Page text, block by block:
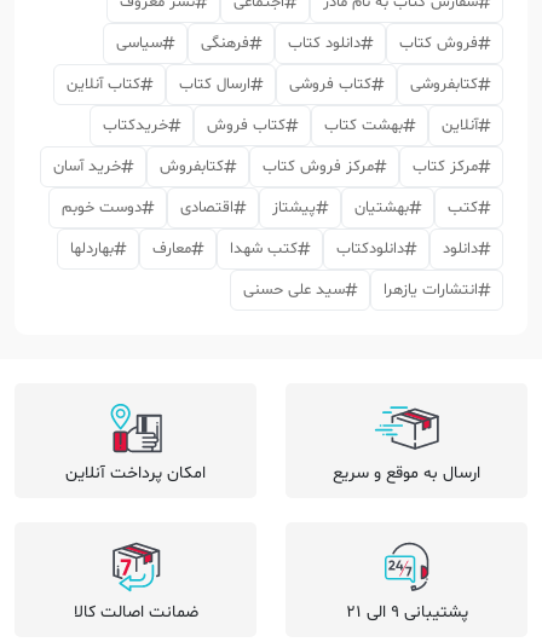
فروش کتاب
دانلود کتاب فرهنگی
سیاسی
کتابفروشی
کتاب فروشی ارسال کتاب
کتاب آنلاین
آنلاین
بهشت کتاب کتاب فروش
خریدکتاب
مرکز کتاب
مرکز فروش کتاب کتابفروش
خرید آسان
کتب
بهشتیان پیشتاز اقتصادی
دوست خوبم
دانلود
دانلودکتاب کتب شهدا معارف
بهاردلها
انتشارات یازهرا
سید علی حسنی
ارسال به موقع و سریع امکان پرداخت آنلاین
پشتیبانی 9 الی 21 ضمانت اصالت کالا